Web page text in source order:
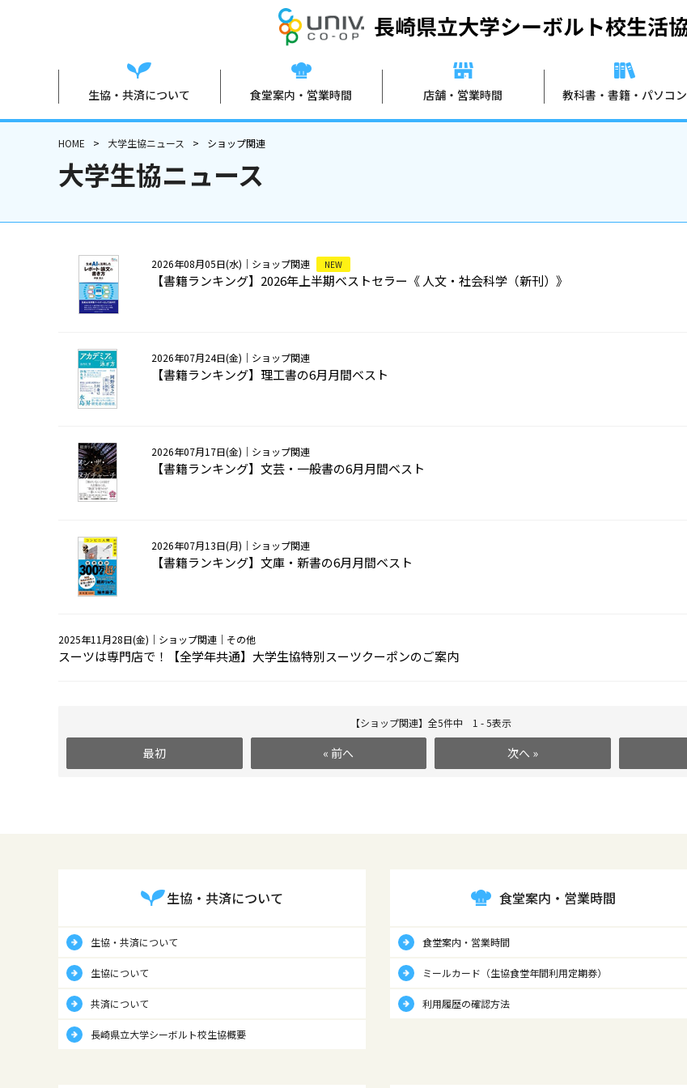
生協・共済について 食堂案内・営業時間 店舗・営業時間 教科書・書籍・パソコン
HOME 大学生協ニュース ショップ関連
大学生協ニュース
2026年08月05日(水) ｜ショップ関連 NEW
【書籍ランキング】2026年上半期ベストセラー《 人文・社会科学（新刊）》
2026年07月24日(金) ｜ショップ関連
【書籍ランキング】理工書の6月月間ベスト
2026年07月17日(金) ｜ショップ関連
【書籍ランキング】文芸・一般書の6月月間ベスト
2026年07月13日(月) ｜ショップ関連
【書籍ランキング】文庫・新書の6月月間ベスト
2025年11月28日(金) ｜ショップ関連｜その他
スーツは専門店で！【全学年共通】大学生協特別スーツクーポンのご案内
【ショップ関連】全5件中 1 - 5表示
最初 « 前へ 次へ »
生協・共済について
生協・共済について
生協について
共済について
長崎県立大学シーボルト校生協概要
食堂案内・営業時間
食堂案内・営業時間
ミールカード（生協食堂年間利用定期券）
利用履歴の確認方法